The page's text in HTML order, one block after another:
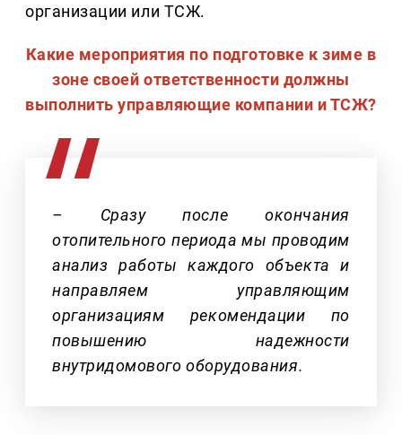
организации или ТСЖ.
Какие мероприятия по подготовке к зиме в
зоне своей ответственности должны
выполнить управляющие компании и ТСЖ?
– Сразу после окончания
отопительного периода мы проводим
анализ работы каждого объекта и
направляем управляющим
организациям рекомендации по
повышению надежности
внутридомового оборудования.